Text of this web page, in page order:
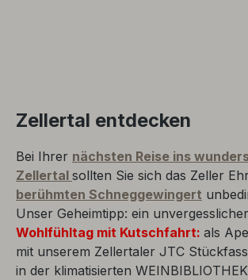
Zellertal entdecken
Bei Ihrer nächsten Reise ins
Zellertal sollten Sie sich das Zeller
berühmten Schneggewingert
Unser Geheimtipp: ein unvergesslicher
Wohlfühltag mit Kutschfahrt: als
mit unserem Zellertaler JTC
in der klimatisierten